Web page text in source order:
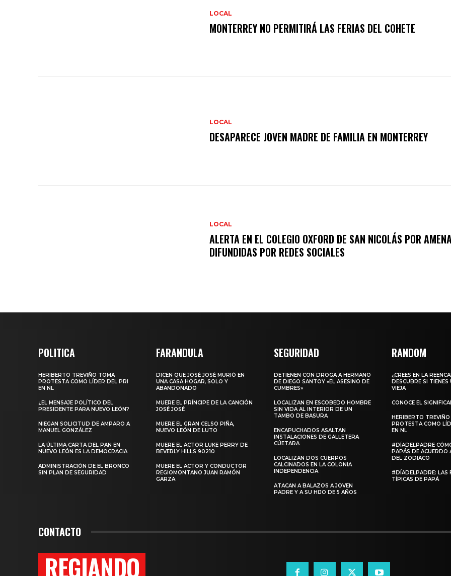
LOCAL
MONTERREY NO PERMITIRÁ LAS FERIAS DEL COHETE
LOCAL
DESAPARECE JOVEN MADRE DE FAMILIA EN MONTERREY
LOCAL
ALERTA EN EL COLEGIO OXFORD DE SAN NICOLÁS POR
DIFUNDIDAS POR REDES SOCIALES
POLITICA
HERIBERTO TREVIÑO TOMA
PROTESTA COMO LÍDER DEL PRI
EN NL
¿EL MENSAJE POLÍTICO DEL
PRESIDENTE PARA NUEVO LEÓN?
NIEGAN SOLICITUD DE AMPARO A
MANUEL GONZÁLEZ
LA ÚLTIMA CARTA DEL PAN EN
NUEVO LEÓN ES LA DEMOCRACIA
ADMINISTRACIÓN DE EL BRONCO
SIN PLAN DE SEGURIDAD
FARANDULA
DICEN QUE JOSÉ JOSÉ MURIÓ EN
UNA CASA HOGAR, SOLO Y
ABANDONADO
MUERE EL PRÍNCIPE DE LA CANCIÓN
JOSÉ JOSÉ
MUERE EL GRAN CELSO PIÑA,
NUEVO LEÓN DE LUTO
MUERE EL ACTOR LUKE PERRY DE
BEVERLY HILLS 90210
MUERE EL ACTOR Y CONDUCTOR
REGIOMONTANO JUAN RAMÓN
GARZA
SEGURIDAD
DETIENEN CON DROGA A HERMANO
DE DIEGO SANTOY «EL ASESINO DE
CUMBRES»
LOCALIZAN EN ESCOBEDO HOMBRE
SIN VIDA AL INTERIOR DE UN
TAMBO DE BASURA
ENCAPUCHADOS ASALTAN
INSTALACIONES DE GALLETERA
CÚETARA
LOCALIZAN DOS CUERPOS
CALCINADOS EN LA COLONIA
INDEPENDENCIA
ATACAN A BALAZOS A JOVEN
PADRE Y A SU HIJO DE 5 AÑOS
RANDOM
¿CREES EN LA
DESCUBRE SI TIENES
VIEJA
CONOCE EL
HERIBERTO
PROTESTA COMO
EN NL
#DÍADELPADRE
PAPÁS DE ACUERDO
DEL ZODIACO
#DÍADELPADRE: LAS
TÍPICAS DE PAPÁ
CONTACTO
REGIANDO